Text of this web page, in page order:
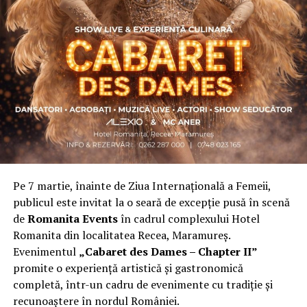
Asociația a fost fondată în 2019, dintr-un context
personal dificil, ca răspuns la întrebări despre
contribuție și sens. A crescut organic și a ajuns astăzi
una dintre cele mai mari comunități de femei
antreprenor din România, cu prezență fizică în mai
multe orașe, inclusiv la Cluj-Napoca.
„Dacă nu eu, atunci cine?”spune clujeancaCarmen
Mihalca, fondatoareaAntreprenoare.ro. Din această
întrebare s-a născut campania.
Cine a ales să fie vizibilă la Cluj
Femeile prezente la evenimentul din Cluj-Napoca
provin din domenii complet diferite. Câteva dintre ele:
Andreea Faur, specialist SEO, spune că a fi vizibilă
înseamnă să te asociezi cu brandul companiei pe care o
reprezinți și să educi publicul țintă. Mesajul ei pentru
Pe 7 martie, înainte de Ziua Internațională a Femeii,
publicul este invitat la o seară de excepție pusă în scenă
deRomanita Eventsîn cadrul complexului Hotel
Romanita din localitatea Recea, Maramureș.
Evenimentul „Cabaret des Dames – Chapter II”
promite o experiență artistică și gastronomică
completă, într-un cadru de evenimente cu tradiție și
recunoaștere în nordul României.